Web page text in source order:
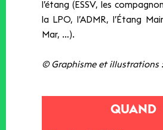
l’étang (ESSV, les
la LPO, l’ADMR, l’Étang
Mar, …).
© Graphisme et illustrations
QUAND